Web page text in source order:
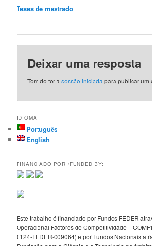
Teses de mestrado
Deixar uma resposta
Tem de ter asessão iniciada para publicar um
IDIOMA
Português
English
FINANCIADO POR /FUNDED BY:
Este trabalho é financiado por Fundos FEDER
Operacional Factores de Competitividade –
0124-FEDER-009064) e por Fundos Nacionais